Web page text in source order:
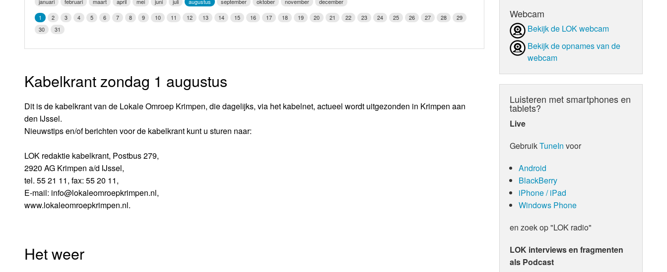
Vrijdag
LOK schijf
Oude LOK programma's
Weerman
1
2 3 4 5 6 7 8 9 10 11 12 13 14 15 16 17 18 19 20 21 22 23 24 25 26 27 28
29
30
31
Kabelkrant zondag 1 augustus
Dit is de kabelkrant van de Lokale Omroep Krimpen, die dagelijks, via het kabelnet, actueel wordt uitgezonden in Krimpen aan
den IJssel.
Nieuwstips en/of berichten voor de kabelkrant kunt u sturen naar:
LOK redaktie kabelkrant, Postbus 279,
2920 AG Krimpen a/d IJssel,
tel. 55 21 11, fax: 55 20 11,
E-mail: info@lokaleomroepkrimpen.nl,
www.lokaleomroepkrimpen.nl.
Het weer
Webcam
Bekijk de LOK webcam
Bekijk de opnames van de
webcam
Luisteren met smartphones en
tablets?
Live
GebruikTuneIn voor
Android
BlackBerry
iPhone / iPad
Windows Phone
en zoek op "LOK radio"
LOK interviews en fragmenten
als Podcast